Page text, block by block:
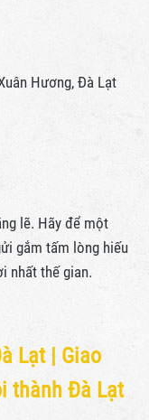
Hương, Đà Lạt
lẽ. Hãy để một
gắm tấm lòng hiếu
nhất thế gian.
Lạt | Giao
thành Đà Lạt